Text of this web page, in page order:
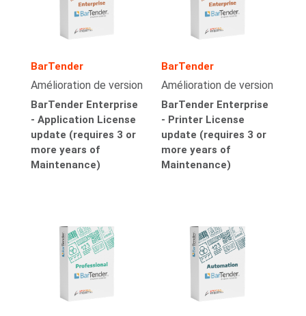
BarTender
Amélioration de version
BarTender Enterprise
- Application License
update (requires 3 or
more years of
Maintenance)
BarTender
Amélioration de version
BarTender Enterprise
- Printer License
update (requires 3 or
more years of
Maintenance)